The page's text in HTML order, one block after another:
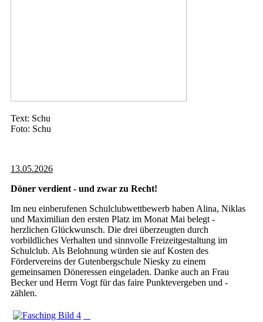
Text: Schu
Foto: Schu
13.05.2026
Döner verdient - und zwar zu Recht!
Im neu einberufenen Schulclubwettbewerb haben Alina, Niklas
und Maximilian den ersten Platz im Monat Mai belegt -
herzlichen Glückwunsch. Die drei überzeugten durch
vorbildliches Verhalten und sinnvolle Freizeitgestaltung im
Schulclub. Als Belohnung würden sie auf Kosten des
Fördervereins der Gutenbergschule Niesky zu einem
gemeinsamen Döneressen eingeladen. Danke auch an Frau
Becker und Herrn Vogt für das faire Punktevergeben und -
zählen.